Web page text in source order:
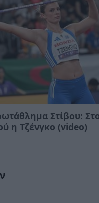
Στίβου:
η Τζένγκο (video)